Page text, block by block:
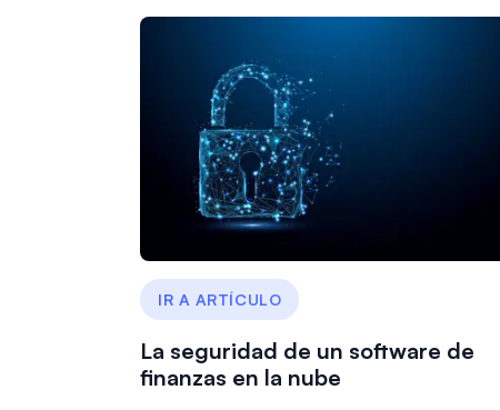
IR A ARTÍCULO
La seguridad de un software de
finanzas en la nube